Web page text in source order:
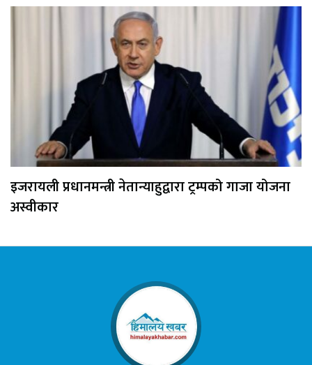
इजरायली प्रधानमन्त्री नेतान्याहुद्वारा ट्रम्पको गाजा योजना
अस्वीकार